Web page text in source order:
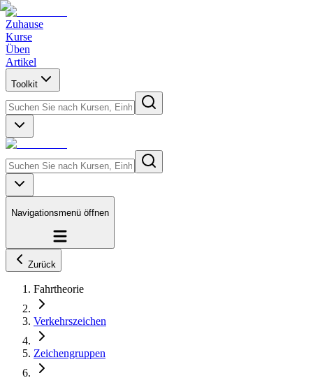
Zuhause
Kurse
Üben
Artikel
Toolkit
Navigationsmenü öffnen
Zurück
Fahrtheorie
Verkehrszeichen
Zeichengruppen